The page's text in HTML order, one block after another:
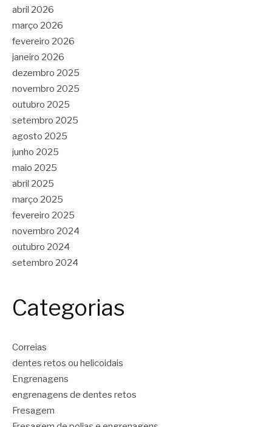
abril 2026
março 2026
fevereiro 2026
janeiro 2026
dezembro 2025
novembro 2025
outubro 2025
setembro 2025
agosto 2025
junho 2025
maio 2025
abril 2025
março 2025
fevereiro 2025
novembro 2024
outubro 2024
setembro 2024
Categorias
Correias
dentes retos ou helicoidais
Engrenagens
engrenagens de dentes retos
Fresagem